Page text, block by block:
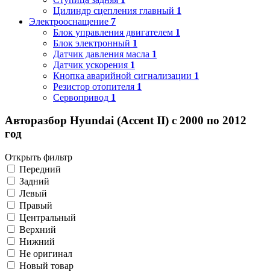
Цилиндр сцепления главный 1
Электрооснащение 7
Блок управления двигателем 1
Блок электронный 1
Датчик давления масла 1
Датчик ускорения 1
Кнопка аварийной сигнализации 1
Резистор отопителя 1
Сервопривод 1
Авторазбор Hyundai (Accent II) с 2000 по 2012
год
Открыть фильтр
Передний
Задний
Левый
Правый
Центральный
Верхний
Нижний
Не оригинал
Новый товар